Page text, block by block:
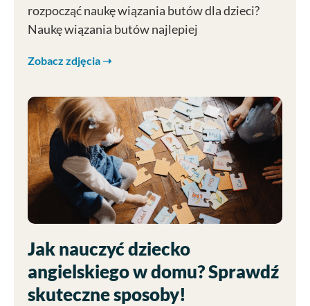
rozpocząć naukę wiązania butów dla dzieci?
Naukę wiązania butów najlepiej
Zobacz zdjęcia ➝
Jak nauczyć dziecko
angielskiego w domu? Sprawdź
skuteczne sposoby!